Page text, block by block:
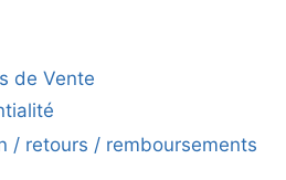
de Vente
/ retours / remboursements